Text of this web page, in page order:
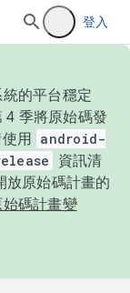
登入
的平台穩定
4 季將原始碼發
用 android-
資訊清
原始碼計畫的
碼計畫變